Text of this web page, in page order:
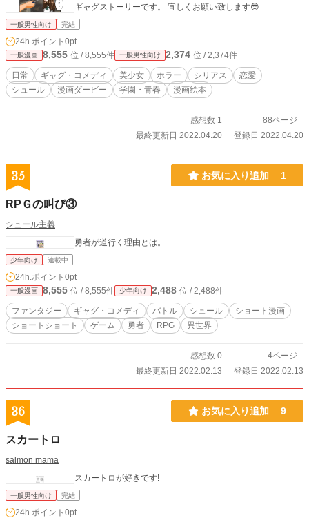
ギャグストーリーです。 宜しくお願い致します😎
一般男性向け 完結
24h.ポイント 0pt
一般漫画 8,555 位 / 8,555件 一般男性向け 2,374 位 / 2,374件
日常 ギャグ・コメディ 美少女 ホラー シリアス
恋愛
シュール
漫画ダービー 学園・青春 漫画絵本
感想数 1
88ページ
最終更新日 2022.04.20
登録日 2022.04.20
35 お気に入り追加 1
RPＧの叫び③
シュール主義
勇者が道行く理由とは。
少年向け 連載中
24h.ポイント 0pt
一般漫画 8,555 位 / 8,555件 少年向け 2,488 位 / 2,488件
ファンタジー ギャグ・コメディ バトル シュール
ショート漫画
ショートショート
ゲーム 勇者 RPG 異世界
感想数 0
4ページ
最終更新日 2022.02.13
登録日 2022.02.13
36 お気に入り追加 9
スカートロ
salmon mama
スカートロが好きです!
一般男性向け 完結
24h.ポイント 0pt